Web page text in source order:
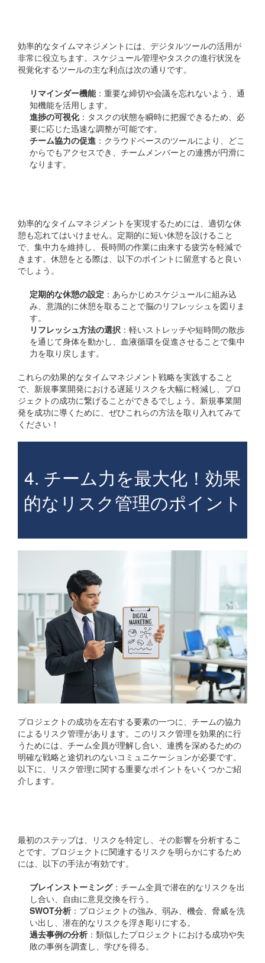
効率的なタイムマネジメントには、デジタルツールの活用が
非常に役立ちます。スケジュール管理やタスクの進行状況を
視覚化するツールの主な利点は次の通りです。
リマインダー機能：重要な締切や会議を忘れないよう、通
知機能を活用します。
進捗の可視化：タスクの状態を瞬時に把握できるため、必
要に応じた迅速な調整が可能です。
チーム協力の促進 ：クラウドベースのツールにより、どこ
からでもアクセスでき、チームメンバーとの連携が円滑に
なります。
効率的なタイムマネジメントを実現するためには、適切な休
憩も忘れてはいけません。定期的に短い休憩を設けること
で、集中力を維持し、長時間の作業に由来する疲労を軽減で
きます。休憩をとる際は、以下のポイントに留意すると良い
でしょう。
定期的な休憩の設定 ：あらかじめスケジュールに組み込
み、意識的に休憩を取ることで脳のリフレッシュを図りま
す。
リフレッシュ方法の選択 ：軽いストレッチや短時間の散歩
を通じて身体を動かし、血液循環を促進させることで集中
力を取り戻します。
これらの効果的なタイムマネジメント戦略を実践すること
で、新規事業開発における遅延リスクを大幅に軽減し、プロ
ジェクトの成功に繋げることができるでしょう。新規事業開
発を成功に導くために、ぜひこれらの方法を取り入れてみて
ください！
4. チーム力を最大化！効果
的なリスク管理のポイント
プロジェクトの成功を左右する要素の一つに、チームの協力
によるリスク管理があります。このリスク管理を効果的に行
うためには、チーム全員が理解し合い、連携を深めるための
明確な戦略と途切れのないコミュニケーションが必要です。
以下に、リスク管理に関する重要なポイントをいくつかご紹
介します。
最初のステップは、リスクを特定し、その影響を分析するこ
とです。プロジェクトに関連するリスクを明らかにするため
には、以下の手法が有効です。
ブレインストーミング：チーム全員で潜在的なリスクを出
し合い、自由に意見交換を行う。
SWOT分析 ：プロジェクトの強み、弱み、機会、脅威を洗
い出し、潜在的なリスクを浮き彫りにする。
過去事例の分析 ：類似したプロジェクトにおける成功や失
敗の事例を調査し、学びを得る。